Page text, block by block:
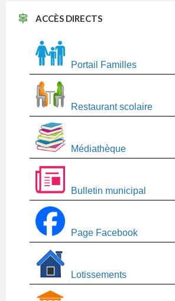
ACCÈS DIRECTS
Portail Familles
Restaurant scolaire
Médiathèque
Bulletin municipal
Page Facebook
Lotissements